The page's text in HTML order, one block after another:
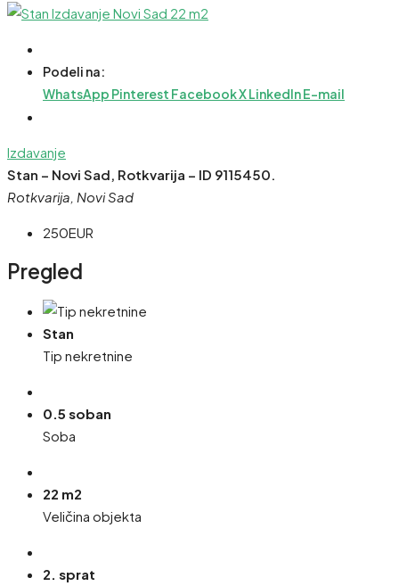
Podeli na:
WhatsApp Pinterest FacebookXLinkedInE-mail
Izdavanje
Stan – Novi Sad, Rotkvarija – ID 9115450.
Rotkvarija, Novi Sad
250EUR
Pregled
Stan
Tip nekretnine
0.5 soban
Soba
22 m2
Veličina objekta
2. sprat